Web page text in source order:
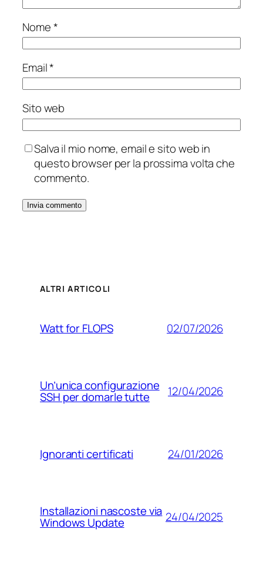
Nome*
Email*
Sito web
Salva il mio nome, email e sito web in
questo browser per la prossima volta che
commento.
ALTRI ARTICOLI
Watt for FLOPS 02/07/2026
Un’unica configurazione
SSH per domarle tutte 12/04/2026
Ignoranti certificati 24/01/2026
Installazioni nascoste via
Windows Update 24/04/2025